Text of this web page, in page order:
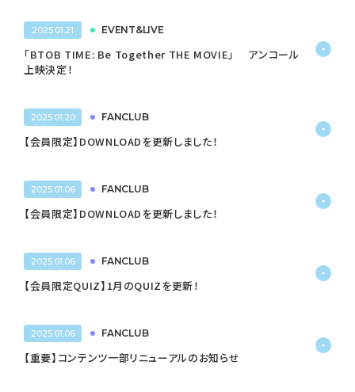
2025.01.21 EVENT&LIVE
「BTOB TIME: Be Together THE MOVIE」 アンコール
上映決定！
2025.01.20 FANCLUB
【会員限定】DOWNLOADを更新しました！
2025.01.06 FANCLUB
【会員限定】DOWNLOADを更新しました！
2025.01.06 FANCLUB
【会員限定QUIZ】1月のQUIZを更新！
2025.01.06 FANCLUB
【重要】コンテンツ一部リニューアルのお知らせ